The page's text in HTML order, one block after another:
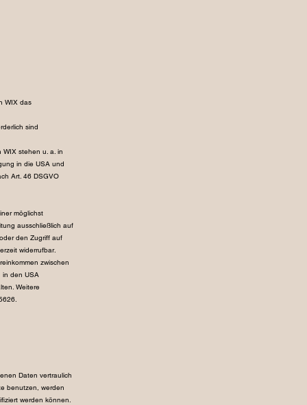
WIX das
sind
stehen u. a. in
in die USA und
Art. 46 DSGVO
möglichst
ausschließlich auf
den Zugriff auf
widerrufbar.
zwischen
in den USA
Weitere
Daten vertraulich
benutzen, werden
werden können.